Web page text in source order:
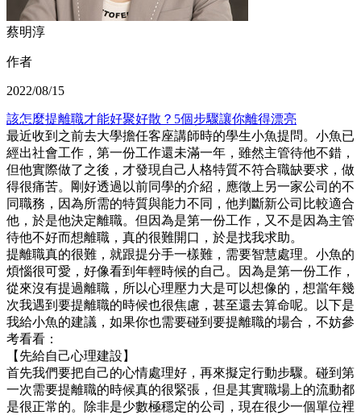
蔡明淳
作者
2022/08/15
該怎麼提離職才能好聚好散？5個步驟讓你離得漂亮
最近收到之前去大學擔任客座講師時的學生小魚提問。小魚已
經出社會工作，第一份工作還未滿一年，雖然主管待他不錯，
但他實際做了之後，才發現自己人格特質不符合職缺要求，做
得很痛苦。剛好透過以前同學的介紹，應徵上另一家公司的不
同職務，因為所需的特質與能力不同，他判斷新公司比較適合
他，於是他決定離職。但因為是第一份工作，又不是因為主管
待他不好而想離職，真的很難開口，於是找我求助。
提離職真的很難，就跟提分手一樣難，需要智慧處理。小魚的
煩惱很可愛，好像看到年輕時候的自己。因為是第一份工作，
從來沒有提過離職，所以心理壓力大是可以想像的，想當年幾
次我遇到要提離職的時候也很焦慮，甚至還去算命呢。以下是
我給小魚的建議，如果你也需要碰到要提離職的場合，不妨參
考看看：
【先給自己心理建設】
首先我們要把自己的心情處理好，再來擬定行動步驟。碰到第
一次需要提離職的時候真的很緊張，但是其實職場上的流動都
是很正常的。除非是少數極穩定的公司，現在很少一個單位裡